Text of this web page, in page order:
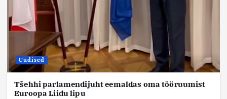
Uudised
Tšehhi parlamendijuht eemaldas oma tööruumist
Euroopa Liidu lipu